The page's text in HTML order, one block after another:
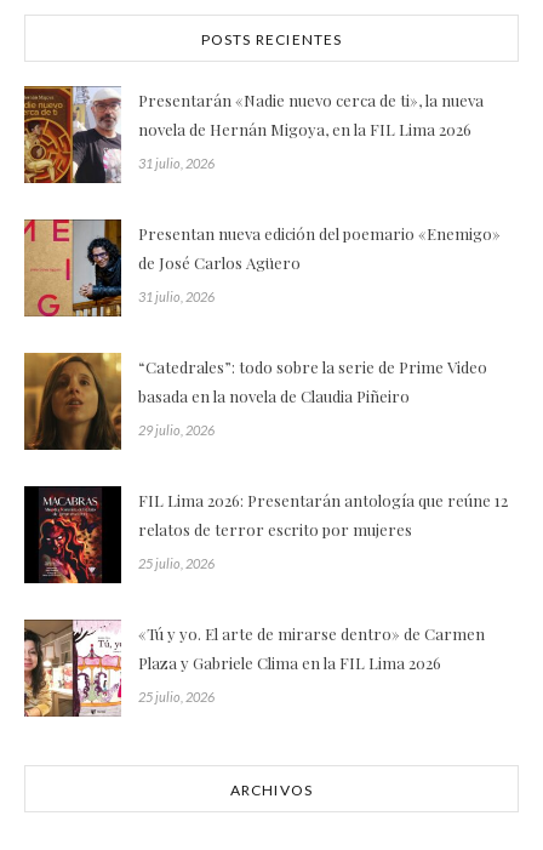
POSTS RECIENTES
Presentarán «Nadie nuevo cerca de ti», la nueva
novela de Hernán Migoya, en la FIL Lima 2026
31 julio, 2026
Presentan nueva edición del poemario «Enemigo»
de José Carlos Agüero
31 julio, 2026
“Catedrales”: todo sobre la serie de Prime Video
basada en la novela de Claudia Piñeiro
29 julio, 2026
FIL Lima 2026: Presentarán antología que reúne 12
relatos de terror escrito por mujeres
25 julio, 2026
«Tú y yo. El arte de mirarse dentro» de Carmen
Plaza y Gabriele Clima en la FIL Lima 2026
25 julio, 2026
ARCHIVOS